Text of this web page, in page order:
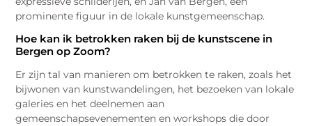
prominente figuur in de lokale kunstgemeenschap.
Hoe kan ik betrokken raken bij de kunstscene in
Bergen op Zoom?
Er zijn tal van manieren om betrokken te raken, zoals het
bijwonen van kunstwandelingen, het bezoeken van lokale
galeries en het deelnemen aan
gemeenschapsevenementen en workshops die door